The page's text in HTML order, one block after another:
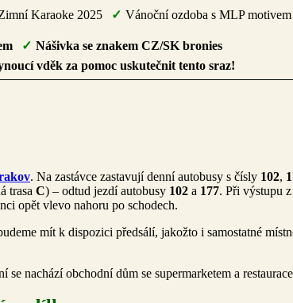
Karaoke 2025 Vánoční ozdoba s MLP motivem
Nášivka se znakem CZ/SK bronies
vděk za pomoc uskutečnit tento sraz!
. Na zastávce zastavují denní autobusy s čísly 102,
trasa C) – odtud jezdí autobusy 102 a 177. Při výstupu
opět vlevo nahoru po schodech.
mít k dispozici předsálí, jakožto i samostatné
nachází obchodní dům se supermarketem a